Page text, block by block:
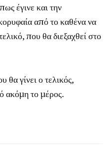
έγινε και την
από το καθένα να
που θα διεξαχθεί στο
γίνει ο τελικός,
ακόμη το μέρος.